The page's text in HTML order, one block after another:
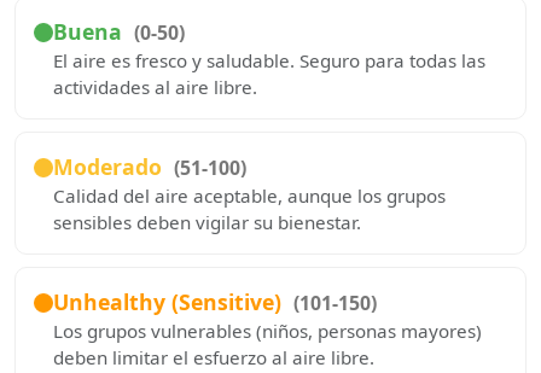
Buena (0-50)
El aire es fresco y saludable. Seguro para todas las
actividades al aire libre.
Moderado (51-100)
Calidad del aire aceptable, aunque los grupos
sensibles deben vigilar su bienestar.
Unhealthy (Sensitive) (101-150)
Los grupos vulnerables (niños, personas mayores)
deben limitar el esfuerzo al aire libre.